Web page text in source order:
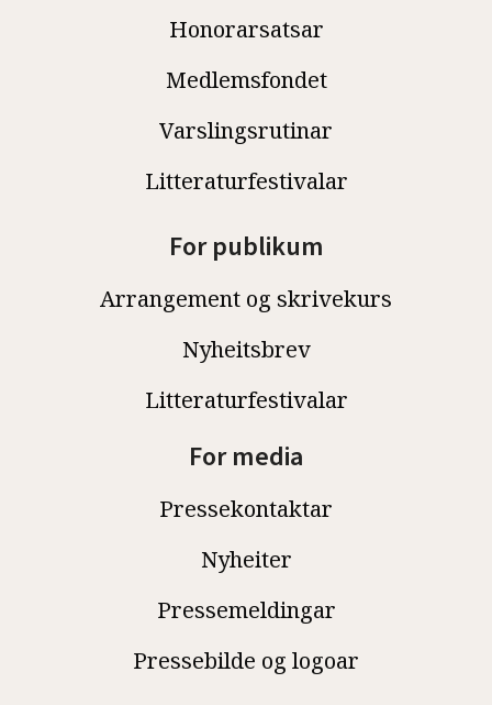
Honorarsatsar
Medlemsfondet
Varslingsrutinar
Litteraturfestivalar
For publikum
Arrangement og skrivekurs
Nyheitsbrev
Litteraturfestivalar
For media
Pressekontaktar
Nyheiter
Pressemeldingar
Pressebilde og logoar